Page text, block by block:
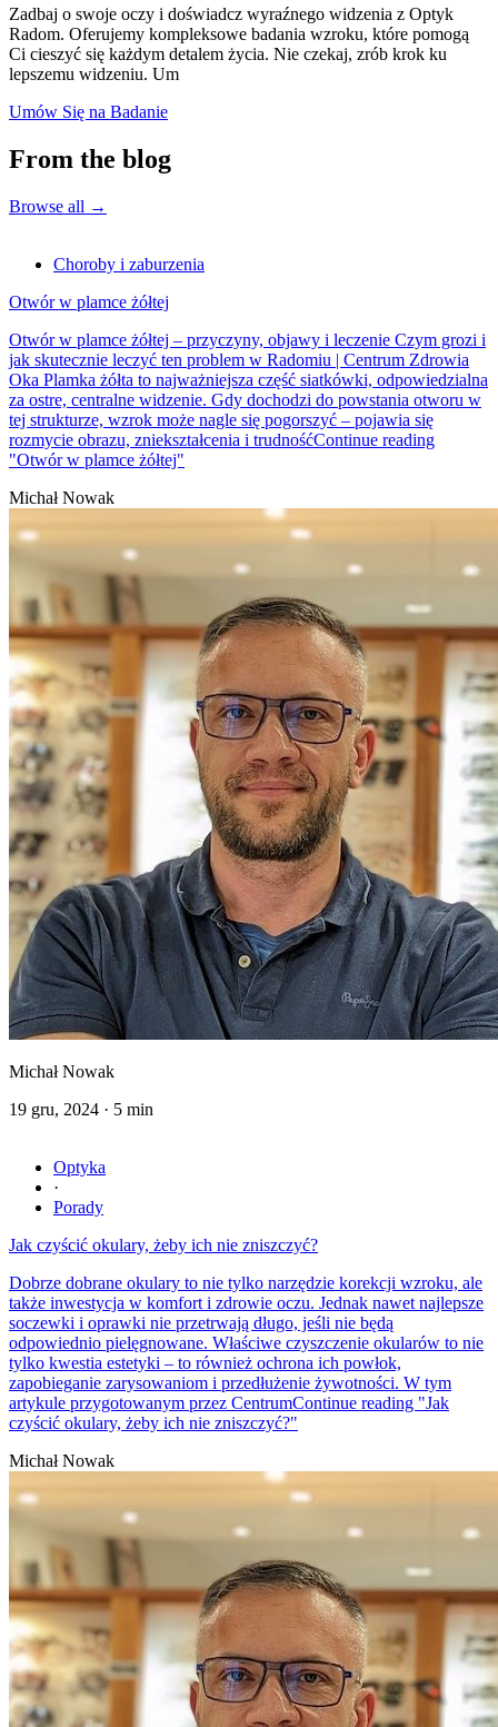
Zadbaj o swoje oczy i doświadcz wyraźnego widzenia z Optyk
Radom. Oferujemy kompleksowe badania wzroku, które pomogą
Ci cieszyć się każdym detalem życia. Nie czekaj, zrób krok ku
lepszemu widzeniu. Um
Umów Się na Badanie
From the blog
Browse all →
Choroby i zaburzenia
Otwór w plamce żółtej
Otwór w plamce żółtej – przyczyny, objawy i leczenie Czym grozi i
jak skutecznie leczyć ten problem w Radomiu | Centrum Zdrowia
Oka Plamka żółta to najważniejsza część siatkówki, odpowiedzialna
za ostre, centralne widzenie. Gdy dochodzi do powstania otworu w
tej strukturze, wzrok może nagle się pogorszyć – pojawia się
rozmycie obrazu, zniekształcenia i trudnośćContinue reading
"Otwór w plamce żółtej"
Michał Nowak
Michał Nowak
19 gru, 2024 · 5 min
Optyka
·
Porady
Jak czyścić okulary, żeby ich nie zniszczyć?
Dobrze dobrane okulary to nie tylko narzędzie korekcji wzroku, ale
także inwestycja w komfort i zdrowie oczu. Jednak nawet najlepsze
soczewki i oprawki nie przetrwają długo, jeśli nie będą
odpowiednio pielęgnowane. Właściwe czyszczenie okularów to nie
tylko kwestia estetyki – to również ochrona ich powłok,
zapobieganie zarysowaniom i przedłużenie żywotności. W tym
artykule przygotowanym przez CentrumContinue reading "Jak
czyścić okulary, żeby ich nie zniszczyć?"
Michał Nowak